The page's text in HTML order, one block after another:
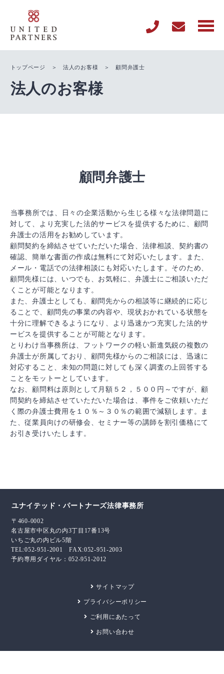
トップページ ＞ 法人のお客様 ＞ 顧問弁護士
法人のお客様
顧問弁護士
当事務所では、日々の企業活動から生じる様々な法律問題に
対して、より充実した法的サービスを提供するために、顧問
弁護士の活用をお勧めしています。
顧問契約を締結させていただいた場合、法律相談、契約書の
確認、簡単な書面の作成は無料にて対応いたします。また、
メール・電話での法律相談にも対応いたします。そのため、
顧問先様には、いつでも、お気軽に、弁護士にご相談いただ
くことが可能となります。
また、弁護士としても、顧問先からの相談等に継続的に応じ
ることで、顧問先の事業の内容や、現状おかれている状態を
十分に理解できるようになり、より迅速かつ充実した法的サ
ービスを提供することが可能となります。
とりわけ当事務所は、フットワークの軽い新進気鋭の複数の
弁護士が所属しており、顧問先様からのご相談には、迅速に
対応すること、未知の問題に対しても深く調査の上回答する
ことをモットーとしています。
なお、顧問料は原則として月額５２，５００円～ですが、顧
問契約を締結させていただいた場合は、事件をご依頼いただ
く際の弁護士費用を１０％～３０％の範囲で減額します。ま
た、従業員向けの研修会、セミナー等の講師を割引価格にて
お引き受けいたします。
ユナイテッド・パートナーズ法律事務所
〒460-0002
名古屋市中区丸の内3丁目17番13号
いちご丸の内ビル5階
TEL:052-951-2001 FAX:052-951-2003
予約専用ダイヤル：052-951-2012
サイトマップ
プライバシーポリシー
ご利用にあたって
お問い合わせ